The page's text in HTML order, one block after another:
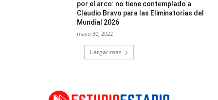
por el arco: no tiene contemplado a
Claudio Bravo para las Eliminatorias del
Mundial 2026
mayo 30, 2022
Cargar más